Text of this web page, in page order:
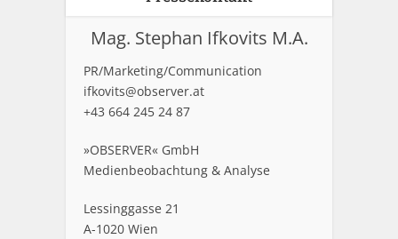
Mag. Stephan Ifkovits M.A.
PR/Marketing/Communication
ifkovits@observer.at
+43 664 245 24 87
»OBSERVER« GmbH
Medienbeobachtung & Analyse
Lessinggasse 21
A-1020 Wien